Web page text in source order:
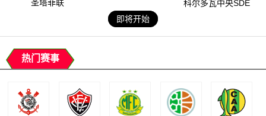
圣塔菲联
科尔多瓦中央SDE
即将开始
热门赛事